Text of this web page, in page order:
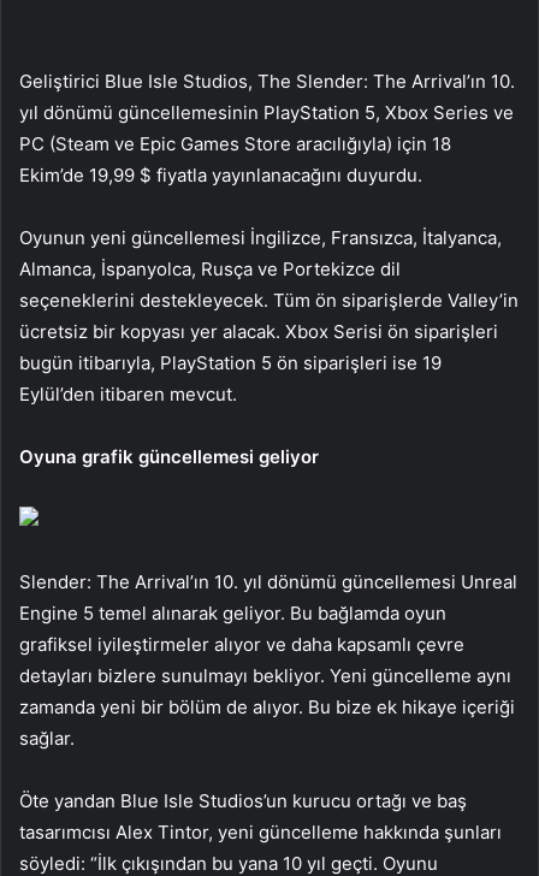
Geliştirici Blue Isle Studios, The Slender: The Arrival’ın 10.
yıl dönümü güncellemesinin PlayStation 5, Xbox Series ve
PC (Steam ve Epic Games Store aracılığıyla) için 18
Ekim’de 19,99 $ fiyatla yayınlanacağını duyurdu.
Oyunun yeni güncellemesi İngilizce, Fransızca, İtalyanca,
Almanca, İspanyolca, Rusça ve Portekizce dil
seçeneklerini destekleyecek. Tüm ön siparişlerde Valley’in
ücretsiz bir kopyası yer alacak. Xbox Serisi ön siparişleri
bugün itibarıyla, PlayStation 5 ön siparişleri ise 19
Eylül’den itibaren mevcut.
Oyuna grafik güncellemesi geliyor
Slender: The Arrival’ın 10. yıl dönümü güncellemesi Unreal
Engine 5 temel alınarak geliyor. Bu bağlamda oyun
grafiksel iyileştirmeler alıyor ve daha kapsamlı çevre
detayları bizlere sunulmayı bekliyor. Yeni güncelleme aynı
zamanda yeni bir bölüm de alıyor. Bu bize ek hikaye içeriği
sağlar.
Öte yandan Blue Isle Studios’un kurucu ortağı ve baş
tasarımcısı Alex Tintor, yeni güncelleme hakkında şunları
söyledi: “İlk çıkışından bu yana 10 yıl geçti. Oyunu